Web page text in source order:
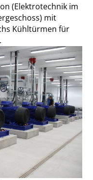
(Elektrotechnik im
mit
Kühltürmen für